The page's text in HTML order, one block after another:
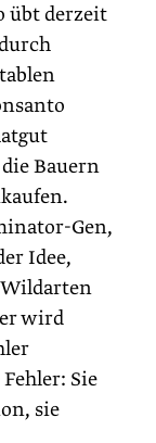
übt derzeit
Bauern
Gen,
Idee,
wird
Sie
sie